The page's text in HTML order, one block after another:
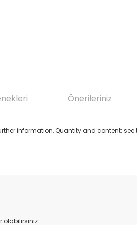
Önerileriniz
information, Quantity and content:
olabilirsiniz.